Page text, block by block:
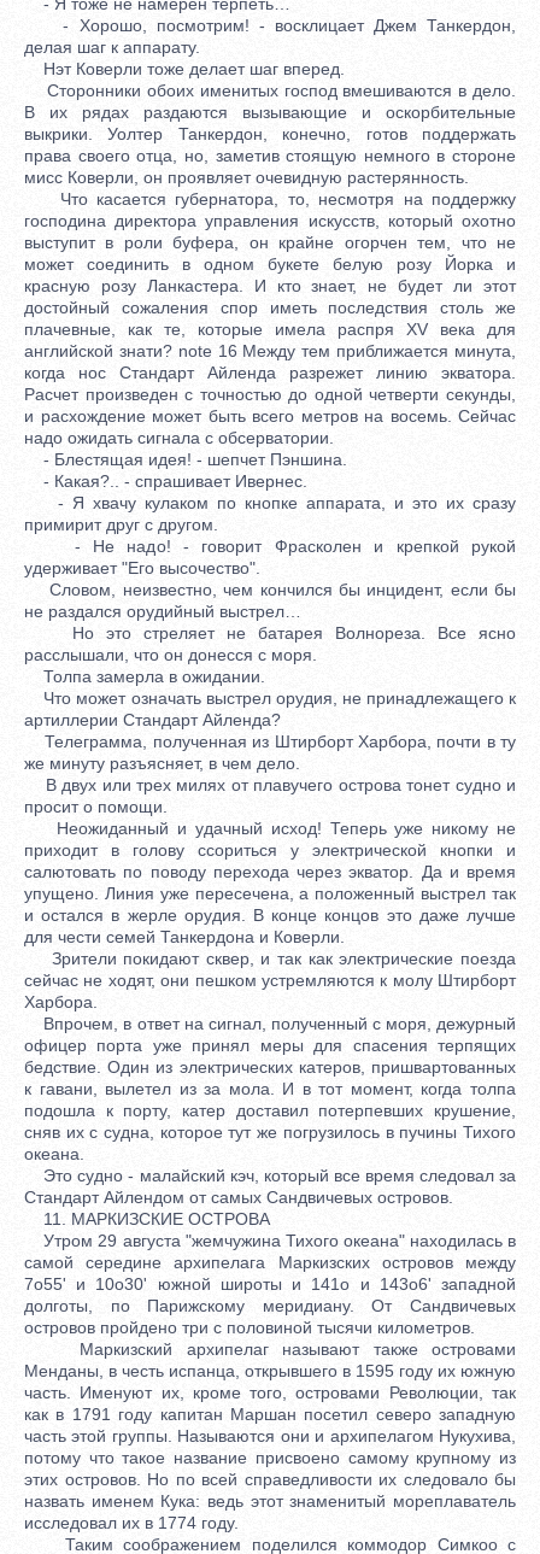
- Хорошо, посмотрим! - восклицает Джем Танкердон,
делая шаг к аппарату.
Нэт Коверли тоже делает шаг вперед.
Сторонники обоих именитых господ вмешиваются в дело.
В их рядах раздаются вызывающие и оскорбительные
выкрики. Уолтер Танкердон, конечно, готов поддержать
права своего отца, но, заметив стоящую немного в стороне
мисс Коверли, он проявляет очевидную растерянность.
Что касается губернатора, то, несмотря на поддержку
господина директора управления искусств, который охотно
выступит в роли буфера, он крайне огорчен тем, что не
может соединить в одном букете белую розу Йорка и
красную розу Ланкастера. И кто знает, не будет ли этот
достойный сожаления спор иметь последствия столь же
плачевные, как те, которые имела распря XV века для
английской знати? note 16 Между тем приближается минута,
когда нос Стандарт Айленда разрежет линию экватора.
Расчет произведен с точностью до одной четверти секунды,
и расхождение может быть всего метров на восемь. Сейчас
надо ожидать сигнала с обсерватории.
- Блестящая идея! - шепчет Пэншина.
- Какая?.. - спрашивает Ивернес.
- Я хвачу кулаком по кнопке аппарата, и это их сразу
примирит друг с другом.
- Не надо! - говорит Фрасколен и крепкой рукой
удерживает "Его высочество".
Словом, неизвестно, чем кончился бы инцидент, если бы
не раздался орудийный выстрел…
Но это стреляет не батарея Волнореза. Все ясно
расслышали, что он донесся с моря.
Толпа замерла в ожидании.
Что может означать выстрел орудия, не принадлежащего к
артиллерии Стандарт Айленда?
Телеграмма, полученная из Штирборт Харбора, почти в ту
же минуту разъясняет, в чем дело.
В двух или трех милях от плавучего острова тонет судно и
просит о помощи.
Неожиданный и удачный исход! Теперь уже никому не
приходит в голову ссориться у электрической кнопки и
салютовать по поводу перехода через экватор. Да и время
упущено. Линия уже пересечена, а положенный выстрел так
и остался в жерле орудия. В конце концов это даже лучше
для чести семей Танкердона и Коверли.
Зрители покидают сквер, и так как электрические поезда
сейчас не ходят, они пешком устремляются к молу Штирборт
Харбора.
Впрочем, в ответ на сигнал, полученный с моря, дежурный
офицер порта уже принял меры для спасения терпящих
бедствие. Один из электрических катеров, пришвартованных
к гавани, вылетел из за мола. И в тот момент, когда толпа
подошла к порту, катер доставил потерпевших крушение,
сняв их с судна, которое тут же погрузилось в пучины Тихого
океана.
Это судно - малайский кэч, который все время следовал за
Стандарт Айлендом от самых Сандвичевых островов.
11. МАРКИЗСКИЕ ОСТРОВА
Утром 29 августа "жемчужина Тихого океана" находилась в
самой середине архипелага Маркизских островов между
7o55' и 10o30' южной широты и 141o и 143o6' западной
долготы, по Парижскому меридиану. От Сандвичевых
островов пройдено три с половиной тысячи километров.
Маркизский архипелаг называют также островами
Менданы, в честь испанца, открывшего в 1595 году их южную
часть. Именуют их, кроме того, островами Революции, так
как в 1791 году капитан Маршан посетил северо западную
часть этой группы. Называются они и архипелагом Нукухива,
потому что такое название присвоено самому крупному из
этих островов. Но по всей справедливости их следовало бы
назвать именем Кука: ведь этот знаменитый мореплаватель
исследовал их в 1774 году.
Таким соображением поделился коммодор Симкоо с